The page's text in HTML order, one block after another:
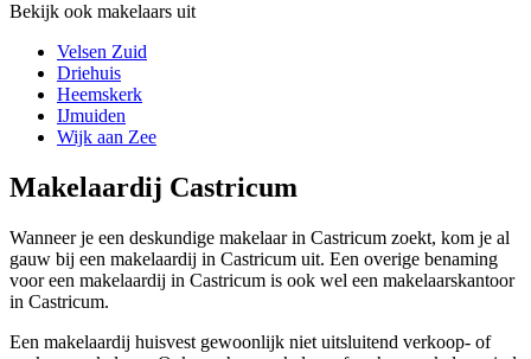
Bekijk ook makelaars uit
Velsen Zuid
Driehuis
Heemskerk
IJmuiden
Wijk aan Zee
Makelaardij Castricum
Wanneer je een deskundige makelaar in Castricum zoekt, kom je al
gauw bij een makelaardij in Castricum uit. Een overige benaming
voor een makelaardij in Castricum is ook wel een makelaarskantoor
in Castricum.
Een makelaardij huisvest gewoonlijk niet uitsluitend verkoop- of